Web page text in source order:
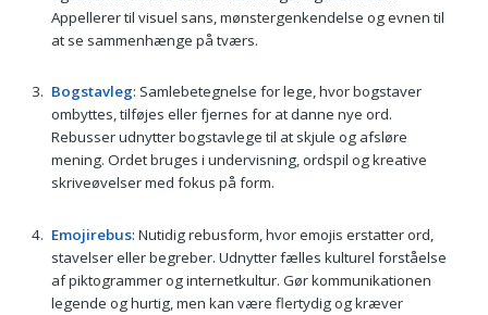
Appellerer til visuel sans, mønstergenkendelse og evnen til
at se sammenhænge på tværs.
Bogstavleg: Samlebetegnelse for lege, hvor bogstaver
ombyttes, tilføjes eller fjernes for at danne nye ord.
Rebusser udnytter bogstavlege til at skjule og afsløre
mening. Ordet bruges i undervisning, ordspil og kreative
skriveøvelser med fokus på form.
Emojirebus: Nutidig rebusform, hvor emojis erstatter ord,
stavelser eller begreber. Udnytter fælles kulturel forståelse
af piktogrammer og internetkultur. Gør kommunikationen
legende og hurtig, men kan være flertydig og kræver